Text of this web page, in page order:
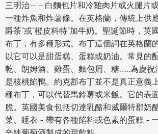
三明治——白麵包片和冷雞肉片或火腿片
一種炸魚和炸薯條。在英格蘭，傳統上供
爵茶”或“橙皮科特”加牛奶。聖誕節時，英
布丁，有多種形式。布丁這個詞在英格蘭
以它可以是甜蛋糕、蛋糕或奶油。常見的
乾、朗姆酒、雞蛋、麵包屑、糖……為慶祝
是核桃餡鴨。約克郡布丁並不是真正意義
種布丁，可以代替馬鈴薯或米飯。它的表
脆。英國美食包括切達乳酪和威爾特郡奶
菜、睡衣 - 帶有各種餡料或色素的蛋糕 -